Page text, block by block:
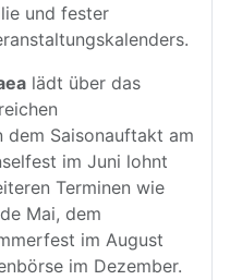
und fester
lädt über das
dem Saisonauftakt am
im Juni lohnt
Terminen wie
Mai, dem
im August
im Dezember.